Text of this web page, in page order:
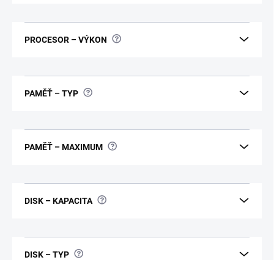
PROCESOR – VÝKON ?
PAMĚŤ – TYP ?
PAMĚŤ – MAXIMUM ?
DISK – KAPACITA ?
DISK – TYP ?